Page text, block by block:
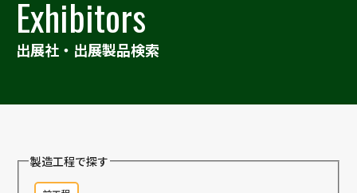
Exhibitors
出展社・出展製品検索
製造工程で探す